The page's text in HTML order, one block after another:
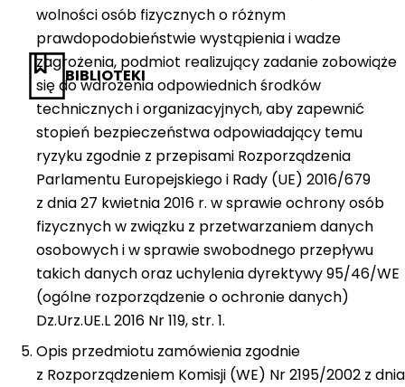
BIBLIOTEKI
wolności osób fizycznych o różnym
prawdopodobieństwie wystąpienia i wadze
zagrożenia, podmiot realizujący zadanie zobowiąże
się do wdrożenia odpowiednich środków
technicznych i organizacyjnych, aby zapewnić
stopień bezpieczeństwa odpowiadający temu
ryzyku zgodnie z przepisami Rozporządzenia
Parlamentu Europejskiego i Rady (UE) 2016/679
z dnia 27 kwietnia 2016 r. w sprawie ochrony osób
fizycznych w związku z przetwarzaniem danych
osobowych i w sprawie swobodnego przepływu
takich danych oraz uchylenia dyrektywy 95/46/WE
(ogólne rozporządzenie o ochronie danych)
Dz.Urz.UE.L 2016 Nr 119, str. 1.
Opis przedmiotu zamówienia zgodnie
z Rozporządzeniem Komisji (WE) Nr 2195/2002 z dnia